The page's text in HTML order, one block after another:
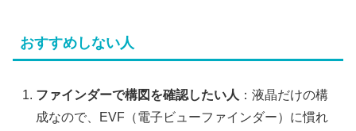
おすすめしない人
ファインダーで構図を確認したい人 ：液晶だけの構
成なので、EVF（電子ビューファインダー）に慣れ